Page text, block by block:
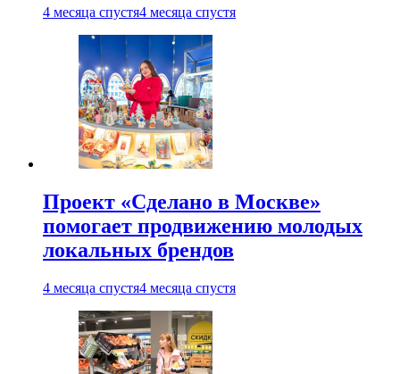
4 месяца спустя4 месяца спустя
Проект «Сделано в Москве»
помогает продвижению молодых
локальных брендов
4 месяца спустя4 месяца спустя